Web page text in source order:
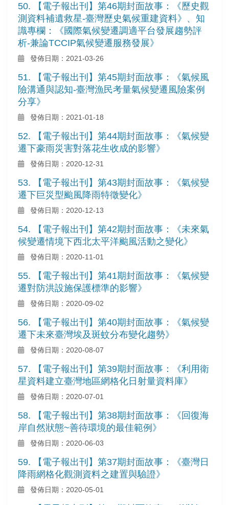
50. 【電子報出刊】第46期封面故事：《歷史觀
測資料補遺救星-臺灣歷史氣候重建資料》、知
識專欄：《國際氣候變遷調適平台發展趨勢評
析-兼論TCCIP氣候變遷服務發展》
發佈日期：2021-03-26
51. 【電子報出刊】第45期封面故事：《氣候風
險溝通與認知-臺灣漁民考量氣候變遷風險案例
分享》
發佈日期：2021-01-18
52. 【電子報出刊】第44期封面故事：《氣候變
遷下豪雨災害對落花生收成的影響》
發佈日期：2020-12-31
53. 【電子報出刊】第43期封面故事：《氣候變
遷下巨災型颱風降雨特徵變化》
發佈日期：2020-12-13
54. 【電子報出刊】第42期封面故事：《未來氣
候變遷情境下西北太平洋颱風活動之變化》
發佈日期：2020-11-01
55. 【電子報出刊】第41期封面故事：《氣候變
遷對防洪設施保護標準的影響》
發佈日期：2020-09-02
56. 【電子報出刊】第40期封面故事：《氣候變
遷下未來臺灣埃及斑蚊分布變化趨勢》
發佈日期：2020-08-07
57. 【電子報出刊】第39期封面故事：《利用衛
星資料建立臺灣地區網格化日射量資料庫》
發佈日期：2020-07-01
58. 【電子報出刊】第38期封面故事：《回復海
岸自然狀態~善待環境的最佳範例》
發佈日期：2020-06-03
59. 【電子報出刊】第37期封面故事：《臺灣日
降雨網格化觀測資料之建置與驗證》
發佈日期：2020-05-01